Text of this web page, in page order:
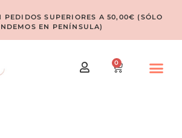
PEDIDOS SUPERIORES A 50,00€ (SÓLO
EN PENÍNSULA)
0